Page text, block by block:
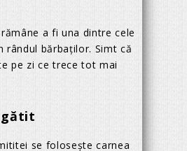
a fi una dintre cele
rândul bărbaților. Simt că
pe zi ce trece tot mai
gătit
se folosește carnea